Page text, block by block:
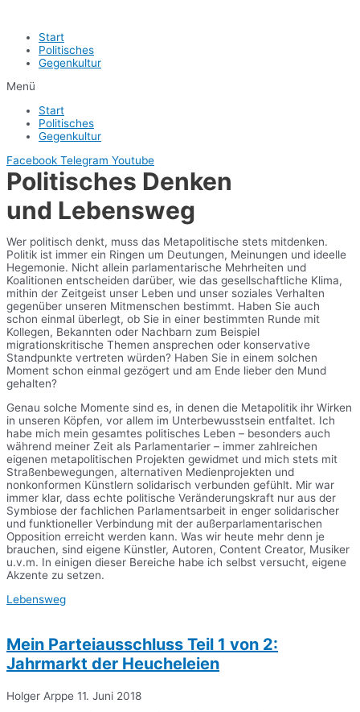
Start
Politisches
Gegenkultur
Menü
Start
Politisches
Gegenkultur
Facebook Telegram Youtube
Politisches Denken
und Lebensweg
Wer politisch denkt, muss das Metapolitische stets mitdenken.
Politik ist immer ein Ringen um Deutungen, Meinungen und ideelle
Hegemonie. Nicht allein parlamentarische Mehrheiten und
Koalitionen entscheiden darüber, wie das gesellschaftliche Klima,
mithin der Zeitgeist unser Leben und unser soziales Verhalten
gegenüber unseren Mitmenschen bestimmt. Haben Sie auch
schon einmal überlegt, ob Sie in einer bestimmten Runde mit
Kollegen, Bekannten oder Nachbarn zum Beispiel
migrationskritische Themen ansprechen oder konservative
Standpunkte vertreten würden? Haben Sie in einem solchen
Moment schon einmal gezögert und am Ende lieber den Mund
gehalten?
Genau solche Momente sind es, in denen die Metapolitik ihr Wirken
in unseren Köpfen, vor allem im Unterbewusstsein entfaltet. Ich
habe mich mein gesamtes politisches Leben – besonders auch
während meiner Zeit als Parlamentarier – immer zahlreichen
eigenen metapolitischen Projekten gewidmet und mich stets mit
Straßenbewegungen, alternativen Medienprojekten und
nonkonformen Künstlern solidarisch verbunden gefühlt. Mir war
immer klar, dass echte politische Veränderungskraft nur aus der
Symbiose der fachlichen Parlamentsarbeit in enger solidarischer
und funktioneller Verbindung mit der außerparlamentarischen
Opposition erreicht werden kann. Was wir heute mehr denn je
brauchen, sind eigene Künstler, Autoren, Content Creator, Musiker
u.v.m. In einigen dieser Bereiche habe ich selbst versucht, eigene
Akzente zu setzen.
Lebensweg
Mein Parteiausschluss Teil 1 von 2:
Jahrmarkt der Heucheleien
Holger Arppe 11. Juni 2018